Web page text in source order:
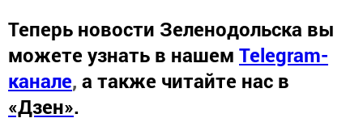
Теперь новости Зеленодольска вы
можете узнать в нашем Telegram-
канале, а также читайте нас в
«Дзен».